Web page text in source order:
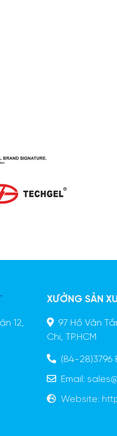
12,
XƯỞNG SẢN
97 Hồ Văn
Chi, TP.HCM
(84-28)3796
Email:
Website: